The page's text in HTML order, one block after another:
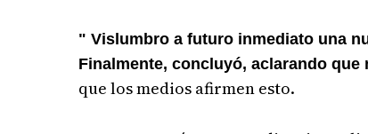
" Vislumbro a futuro inmediato una
Finalmente, concluyó, aclarando
que los medios afirmen esto.